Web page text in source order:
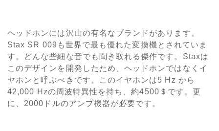
ヘッドホンには沢山の有名なブランドがあります。
Stax SR 009も世界で最も優れた変換機とされていま
す。どんな些細な音でも聞き取れる傑作です。Staxは
このデザインを開発したため、ヘッドホンではなくイ
ヤホンと呼ぶべきです。このイヤホンは5 Hz から
42,000 Hzの周波特異性を持ち、約4500＄です。更
に、2000ドルのアンプ機器が必要です。